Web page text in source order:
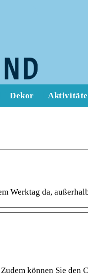
Dekor
Werktag da,
können Sie den